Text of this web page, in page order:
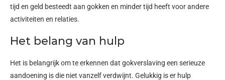
tijd en geld besteedt aan gokken en minder tijd heeft voor andere
activiteiten en relaties.
Het belang van hulp
Het is belangrijk om te erkennen dat gokverslaving een serieuze
aandoening is die niet vanzelf verdwijnt. Gelukkig is er hulp